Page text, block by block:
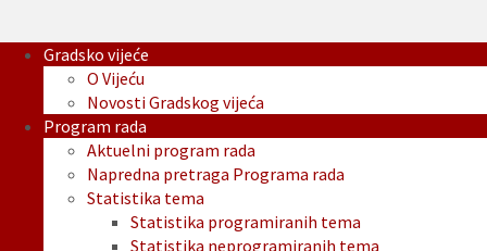
Gradsko vijeće
O Vijeću
Novosti Gradskog vijeća
Program rada
Aktuelni program rada
Napredna pretraga Programa rada
Statistika tema
Statistika programiranih tema
Statistika neprogramiranih tema